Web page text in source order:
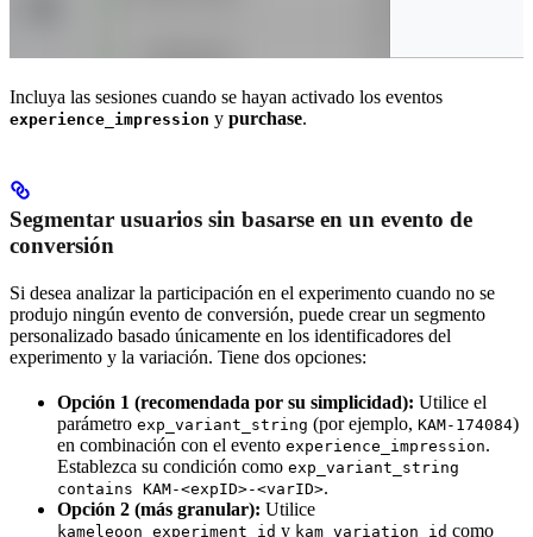
Incluya las sesiones cuando se hayan activado los eventos
experience_impression y purchase.
Segmentar usuarios sin basarse en un evento de
conversión
Si desea analizar la participación en el experimento cuando no se
produjo ningún evento de conversión, puede crear un segmento
personalizado basado únicamente en los identificadores del
experimento y la variación. Tiene dos opciones:
Opción 1 (recomendada por su simplicidad): Utilice el
parámetro exp_variant_string (por ejemplo, KAM-174084)
en combinación con el evento experience_impression.
Establezca su condición como exp_variant_string
contains KAM-<expID>-<varID>.
Opción 2 (más granular): Utilice
kameleoon_experiment_id y kam_variation_id como